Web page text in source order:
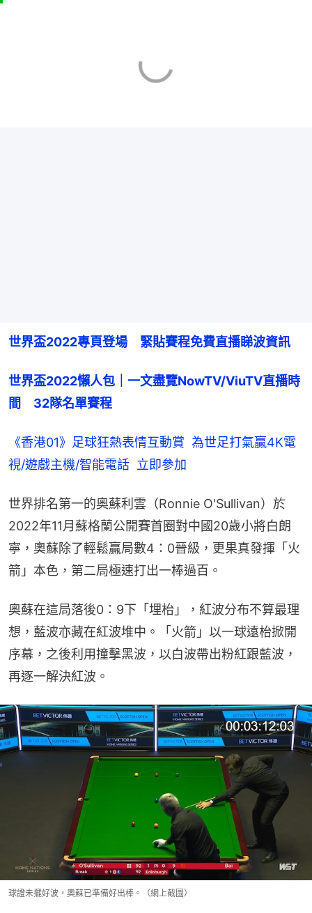
世界盃2022專頁登場　緊貼賽程免費直播睇波資訊
世界盃2022懶人包｜一文盡覽NowTV/ViuTV直播時
間　32隊名單賽程
《香港01》足球狂熱表情互動賞  為世足打氣贏4K電
視/遊戲主機/智能電話  立即參加
世界排名第一的奧蘇利雲（Ronnie O'Sullivan）於
2022年11月蘇格蘭公開賽首圈對中國20歲小將白朗
寧，奧蘇除了輕鬆贏局數4：0晉級，更果真發揮「火
箭」本色，第二局極速打出一棒過百。
奧蘇在這局落後0：9下「埋枱」，紅波分布不算最理
想，藍波亦藏在紅波堆中。「火箭」以一球遠枱掀開
序幕，之後利用撞擊黑波，以白波帶出粉紅跟藍波，
再逐一解決紅波。
球證未擺好波，奧蘇已準備好出棒。（網上截圖）